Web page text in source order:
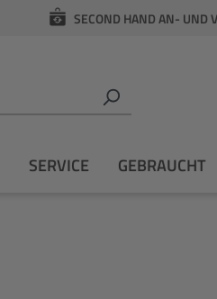
SECOND HAND AN- UND
SERVICE GEBRAUCHT